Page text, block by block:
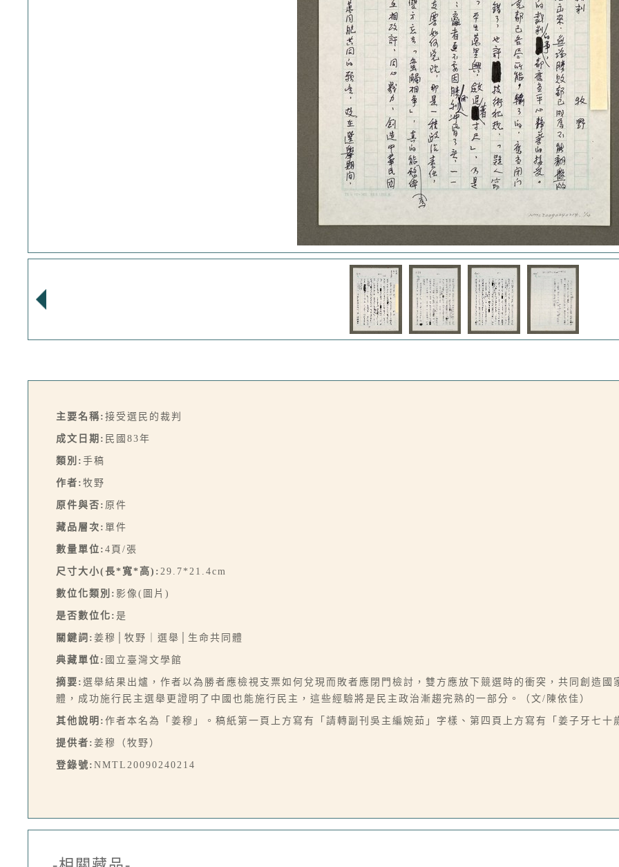
主要名稱: 接受選民的裁判
成文日期: 民國83年
類別: 手稿
作者: 牧野
原件與否: 原件
藏品層次: 單件
數量單位: 4頁/張
尺寸大小(長*寬*高): 29.7*21.4cm
數位化類別: 影像(圖片)
是否數位化: 是
關鍵詞: 姜穆│牧野｜選舉│生命共同體
典藏單位: 國立臺灣文學館
摘要: 選舉結果出爐，作者以為勝者應檢視支票如何兌現而敗者應閉門檢討，雙方應放下競選時的衝突，共同創造
體，成功施行民主選舉更證明了中國也能施行民主，這些經驗將是民主政治漸趨完熟的一部分。（文/陳依佳）
其他說明: 作者本名為「姜穆」。稿紙第一頁上方寫有「請轉副刊吳主編婉茹」字樣、第四頁上方寫有「姜子牙七十
提供者: 姜穆（牧野）
登錄號: NMTL20090240214